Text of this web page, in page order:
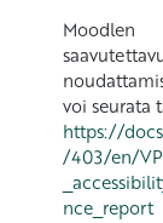
Moodlen
voi seurata
https://
/403/en/
nce_report